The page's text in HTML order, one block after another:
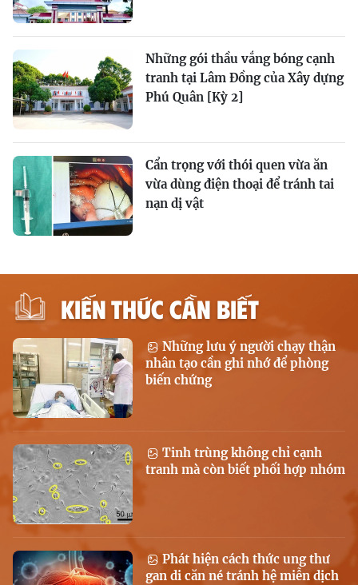
Những gói thầu vắng bóng cạnh
tranh tại Lâm Đồng của Xây dựng
Phú Quân [Kỳ 2]
Cẩn trọng với thói quen vừa ăn
vừa dùng điện thoại để tránh tai
nạn dị vật
KIẾN THỨC CẦN BIẾT
Những lưu ý người chạy thận
nhân tạo cần ghi nhớ để phòng
biến chứng
Tinh trùng không chỉ cạnh
tranh mà còn biết phối hợp nhóm
Phát hiện cách thức ung thư
gan di căn né tránh hệ miễn dịch